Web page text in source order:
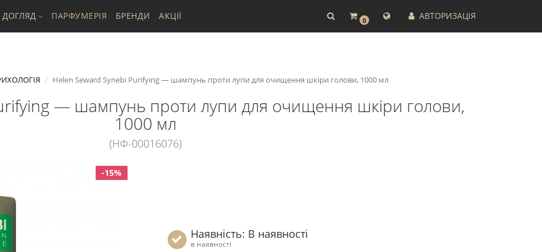
0 АВТОРИЗАЦІЯ
ДОГЛЯД ПАРФУМЕРІЯ БРЕНДИ АКЦІЇ
Helen Seward Synebi Purifying — шампунь проти лупи для очищення шкіри голови, 1000 мл
— шампунь проти лупи для очищення шкіри голови,
1000 мл
(НФ-00016076)
-15%
Наявність: В наявності
в наявності